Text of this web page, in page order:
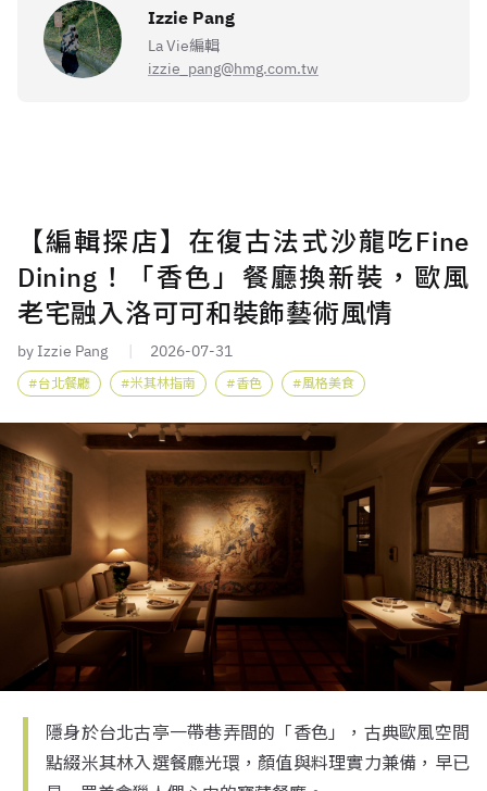
Izzie Pang
La Vie編輯
izzie_pang@hmg.com.tw
【編輯探店】在復古法式沙龍吃Fine
Dining！「香色」餐廳換新裝，歐風
老宅融入洛可可和裝飾藝術風情
by Izzie Pang 2026-07-31
台北餐廳 米其林指南 香色 風格美食
隱身於台北古亭一帶巷弄間的「香色」，古典歐風空間
點綴米其林入選餐廳光環，顏值與料理實力兼備，早已